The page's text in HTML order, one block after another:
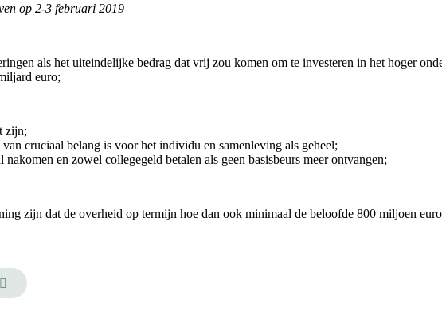
op 2-3 februari 2019
als het uiteindelijke bedrag dat vrij zou komen om te investeren in het hoger
euro;
zijn;
cruciaal belang is voor het individu en samenleving als geheel;
nakomen en zowel collegegeld betalen als geen basisbeurs meer ontvangen;
zijn dat de overheid op termijn hoe dan ook minimaal de beloofde 800 miljoen